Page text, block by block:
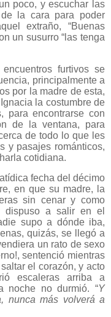
poco, y escuchar las
la cara para poder
extraño, “Buenas
un susurro “las tenga
furtivos se
principalmente a
por la madre de esta,
la costumbre de
para encontrarse con
de la ventana, para
de todo lo que les
y pasajes románticos,
cotidiana.
fecha del décimo
en que su madre, la
sin cenar y como
dispuso a salir en el
supo a dónde iba,
quizás, se llegó a
un rato de sexo
sentenció mientras
el corazón, y acto
escaleras arriba a
noche no durmió. “Y
nunca más volverá a